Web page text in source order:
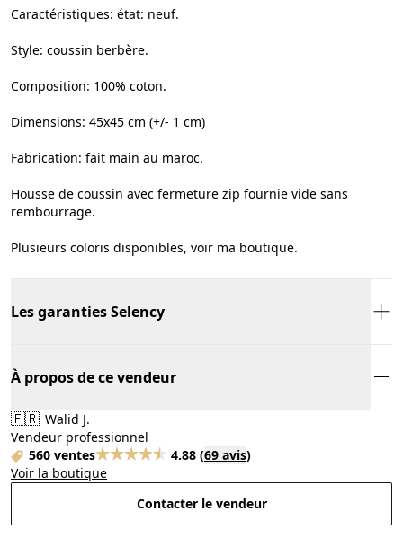
Caractéristiques: état: neuf.
Style: coussin berbère.
Composition: 100% coton.
Dimensions: 45x45 cm (+/- 1 cm)
Fabrication: fait main au maroc.
Housse de coussin avec fermeture zip fournie vide sans
rembourrage.
Plusieurs coloris disponibles, voir ma boutique.
Les garanties Selency
À propos de ce vendeur
🇫🇷 Walid J.
Vendeur professionnel
560 ventes
4.88 (69 avis)
Voir la boutique
Contacter le vendeur